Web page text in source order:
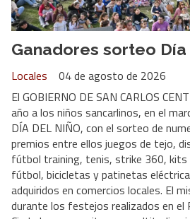
Ganadores sorteo
Locales
04 de agosto de 2026
El GOBIERNO DE SAN CARLOS
año a los niños sancarlinos, en el
DÍA DEL NIÑO, con el sorteo de
premios entre ellos juegos de tejo,
fútbol training, tenis, strike 360, kits
fútbol, bicicletas y patinetas
adquiridos en comercios locales. El
durante los festejos realizados en el